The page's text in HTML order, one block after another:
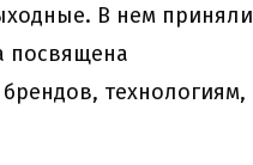
В нем приняли
посвящена
технологиям,